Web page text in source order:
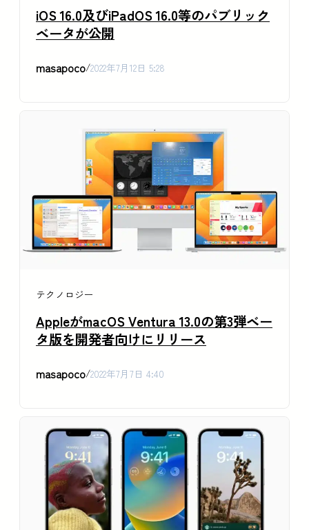
iOS 16.0及びiPadOS 16.0等のパブリック
ベータが公開
masapoco/2022年7月12日 5:28
テクノロジー
AppleがmacOS Ventura 13.0の第3弾ベー
タ版を開発者向けにリリース
masapoco/2022年7月7日 4:40